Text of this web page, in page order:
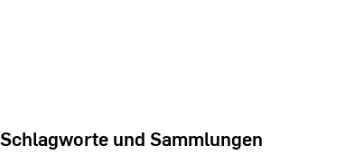
und Sammlungen